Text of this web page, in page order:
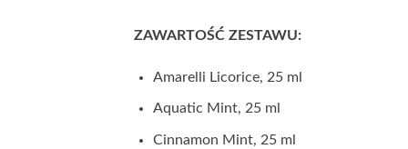
ZAWARTOŚĆ ZESTAWU:
Amarelli Licorice, 25 ml
Aquatic Mint, 25 ml
Cinnamon Mint, 25 ml